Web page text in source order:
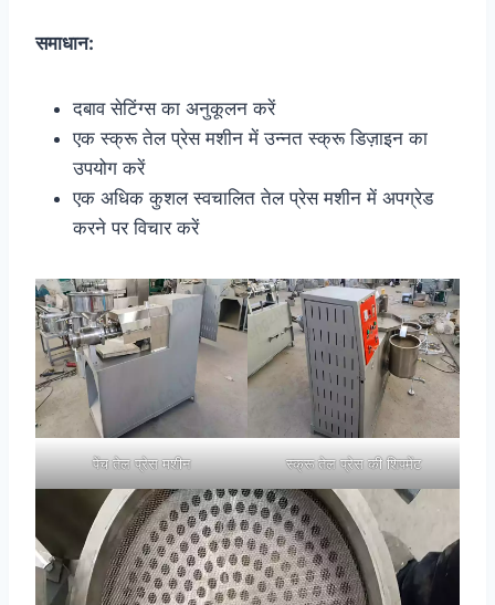
समाधान:
दबाव सेटिंग्स का अनुकूलन करें
एक स्क्रू तेल प्रेस मशीन में उन्नत स्क्रू डिज़ाइन का
उपयोग करें
एक अधिक कुशल स्वचालित तेल प्रेस मशीन में अपग्रेड
करने पर विचार करें
पेंच तेल प्रेस मशीन स्क्रू तेल प्रेस की शिपमेंट